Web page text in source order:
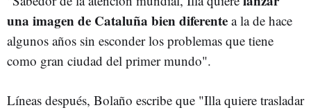
una imagen de Cataluña bien diferente a la de hace
algunos años sin esconder los problemas que tiene
como gran ciudad del primer mundo".
Líneas después, Bolaño escribe que "Illa quiere trasladar